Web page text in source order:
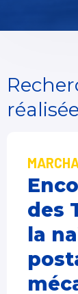
des
la